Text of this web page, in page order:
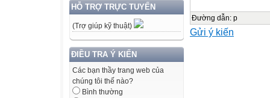
HỖ TRỢ TRỰC TUYẾN
(Trợ giúp kỹ thuật)
ĐIỀU TRA Ý KIẾN
Các bạn thầy trang web của
chúng tôi thế nào?
Bình thường
2+2+2
Đường dẫn: p
Gửi ý kiến